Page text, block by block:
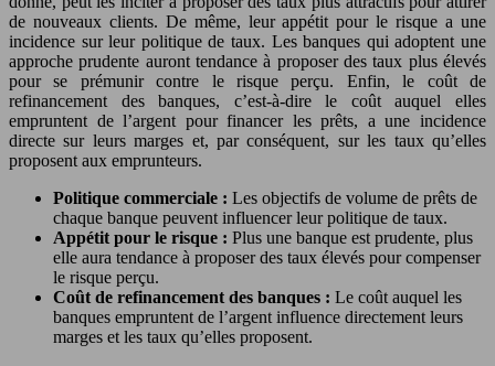
de nouveaux clients. De même, leur appétit pour le risque a une
incidence sur leur politique de taux. Les banques qui adoptent une
approche prudente auront tendance à proposer des taux plus élevés
pour se prémunir contre le risque perçu. Enfin, le coût de
refinancement des banques, c’est-à-dire le coût auquel elles
empruntent de l’argent pour financer les prêts, a une incidence
directe sur leurs marges et, par conséquent, sur les taux qu’elles
proposent aux emprunteurs.
Politique commerciale : Les objectifs de volume de prêts de
chaque banque peuvent influencer leur politique de taux.
Appétit pour le risque : Plus une banque est prudente, plus
elle aura tendance à proposer des taux élevés pour compenser
le risque perçu.
Coût de refinancement des banques : Le coût auquel les
banques empruntent de l’argent influence directement leurs
marges et les taux qu’elles proposent.